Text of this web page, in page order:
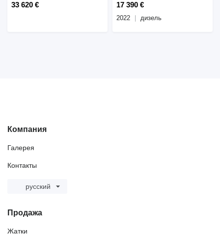
33 620 € 17 390 €
2022 дизель
Компания
Галерея
Контакты
русский
Продажа
Жатки